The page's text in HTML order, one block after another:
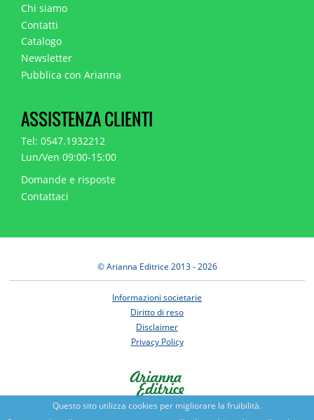
Questo sito utilizza cookies per migliorare la fruibilità.
Chi siamo
Contatti
Catalogo
Newsletter
Pubblica con Arianna
ASSISTENZA CLIENTI
Tel: 0547.1932212
Lun/Ven 09:00-15:00
Domande e risposte
Contattaci
© Arianna Editrice 2013 - 2026
Informazioni societarie
Diritto di reso
Disclaimer
Privacy Policy